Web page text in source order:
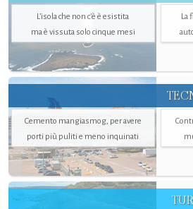
L’isola che non c'è è esistita
ma è vissuta solo cinque mesi
La
Cemento mangiasmog, per avere
porti più puliti e meno inquinati